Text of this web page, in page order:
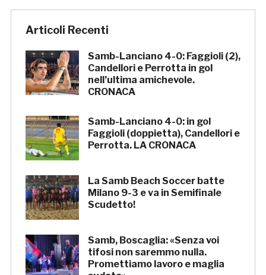
Articoli Recenti
Samb-Lanciano 4-0: Faggioli (2),
Candellori e Perrotta in gol
nell’ultima amichevole.
CRONACA
Samb-Lanciano 4-0: in gol
Faggioli (doppietta), Candellori e
Perrotta. LA CRONACA
La Samb Beach Soccer batte
Milano 9-3 e va in Semifinale
Scudetto!
Samb, Boscaglia: «Senza voi
tifosi non saremmo nulla.
Promettiamo lavoro e maglia